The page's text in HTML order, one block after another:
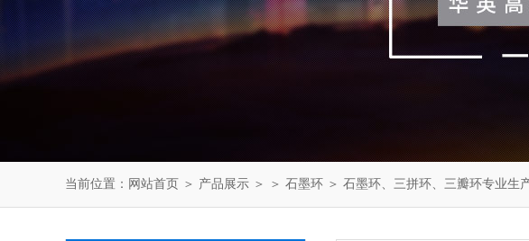
当前位置： 网站首页 ＞ 产品展示 ＞ ＞ 石墨环 ＞ 石墨环、三拼环、三瓣环专业生